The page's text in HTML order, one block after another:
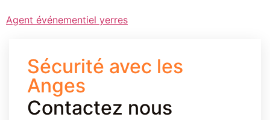
Agent événementiel yerres
Sécurité avec les
Anges
Contactez nous